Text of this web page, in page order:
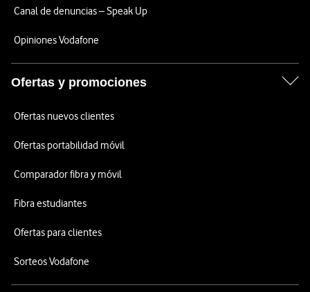
Canal de denuncias – Speak Up
Opiniones Vodafone
Ofertas y promociones
Ofertas nuevos clientes
Ofertas portabilidad móvil
Comparador fibra y móvil
Fibra estudiantes
Ofertas para clientes
Sorteos Vodafone